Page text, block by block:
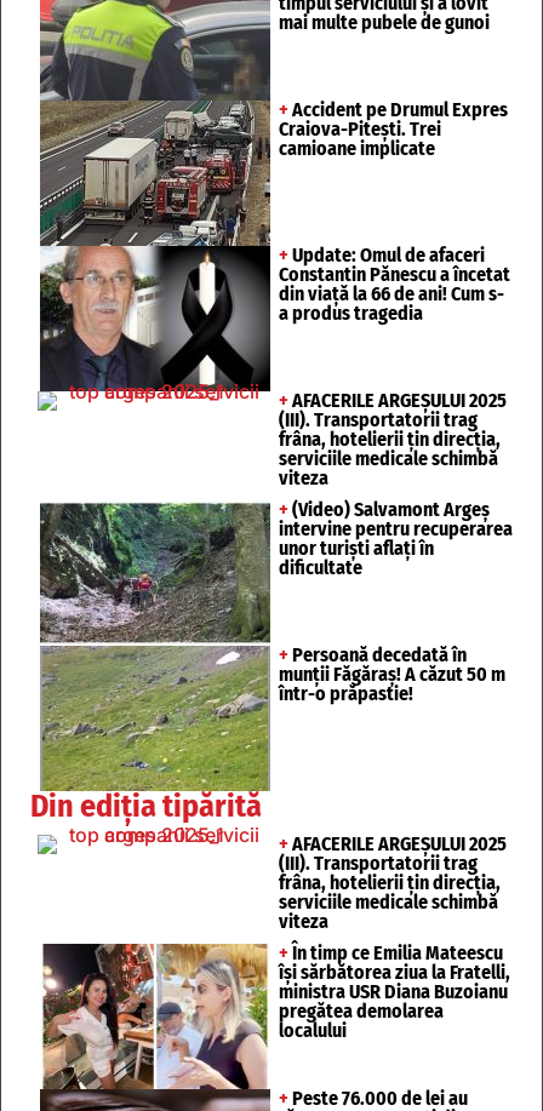
mai multe pubele de gunoi
+ Accident pe Drumul Expres
Craiova-Pitești. Trei
camioane implicate
+ Update: Omul de afaceri
Constantin Pănescu a încetat
din viață la 66 de ani! Cum s-
a produs tragedia
+ AFACERILE ARGEȘULUI 2025
(III). Transportatorii trag
frâna, hotelierii țin direcția,
serviciile medicale schimbă
viteza
+ (Video) Salvamont Argeș
intervine pentru recuperarea
unor turişti aflaţi în
dificultate
+ Persoană decedată în
munții Făgăraș! A căzut 50 m
într-o prăpastie!
Din ediția tipărită
+ AFACERILE ARGEȘULUI 2025
(III). Transportatorii trag
frâna, hotelierii țin direcția,
serviciile medicale schimbă
viteza
+ În timp ce Emilia Mateescu
își sărbătorea ziua la Fratelli,
ministra USR Diana Buzoianu
pregătea demolarea
localului
+ Peste 76.000 de lei au